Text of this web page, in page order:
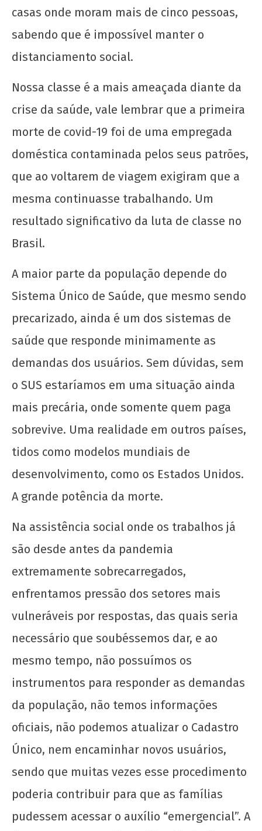
SUSPENSÃO: Pela revogação imediata do
"Novo" Ensino Médio!
de
maio
de
2020
admin
UNE na luta: pela Universidade Popular e pelo
socialismo!
18
de
maio
2020
admin
casas onde moram mais de cinco pessoas,
sabendo que é impossível manter o
distanciamento social.
Nossa classe é a mais ameaçada diante da
crise da saúde, vale lembrar que a primeira
morte de covid-19 foi de uma empregada
doméstica contaminada pelos seus patrões,
que ao voltarem de viagem exigiram que a
mesma continuasse trabalhando. Um
resultado significativo da luta de classe no
Brasil.
A maior parte da população depende do
Sistema Único de Saúde, que mesmo sendo
precarizado, ainda é um dos sistemas de
saúde que responde minimamente as
demandas dos usuários. Sem dúvidas, sem
o SUS estaríamos em uma situação ainda
mais precária, onde somente quem paga
sobrevive. Uma realidade em outros países,
tidos como modelos mundiais de
desenvolvimento, como os Estados Unidos.
A grande potência da morte.
Na assistência social onde os trabalhos já
são desde antes da pandemia
extremamente sobrecarregados,
enfrentamos pressão dos setores mais
vulneráveis por respostas, das quais seria
necessário que soubéssemos dar, e ao
mesmo tempo, não possuímos os
instrumentos para responder as demandas
da população, não temos informações
oficiais, não podemos atualizar o Cadastro
Único, nem encaminhar novos usuários,
sendo que muitas vezes esse procedimento
poderia contribuir para que as famílias
pudessem acessar o auxílio “emergencial”. A